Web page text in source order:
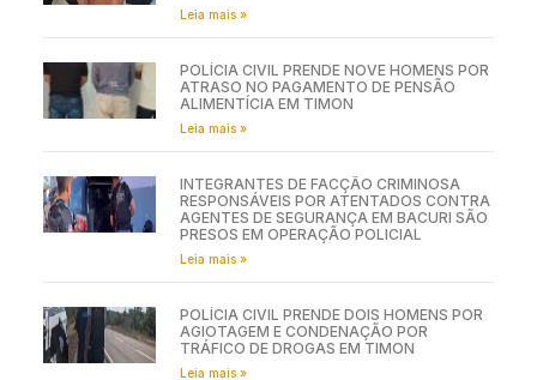
Leia mais »
POLÍCIA CIVIL PRENDE NOVE HOMENS POR
ATRASO NO PAGAMENTO DE PENSÃO
ALIMENTÍCIA EM TIMON
Leia mais »
INTEGRANTES DE FACÇÃO CRIMINOSA
RESPONSÁVEIS POR ATENTADOS CONTRA
AGENTES DE SEGURANÇA EM BACURI SÃO
PRESOS EM OPERAÇÃO POLICIAL
Leia mais »
POLÍCIA CIVIL PRENDE DOIS HOMENS POR
AGIOTAGEM E CONDENAÇÃO POR
TRÁFICO DE DROGAS EM TIMON
Leia mais »